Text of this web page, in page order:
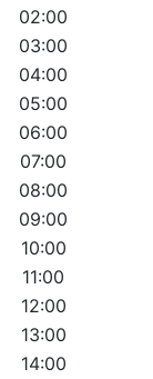
02:00
03:00
04:00
05:00
06:00
07:00
08:00
09:00
10:00
11:00
12:00
13:00
14:00